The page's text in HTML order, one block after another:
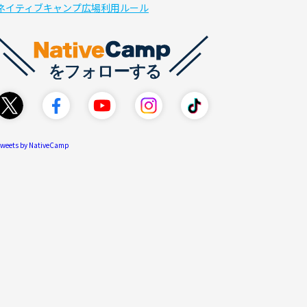
イティブキャンプ広場利用ルール
by NativeCamp